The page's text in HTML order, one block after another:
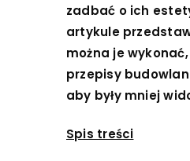
zadbać o ich
artykule
można je
przepisy
aby były mniej
Spis treści